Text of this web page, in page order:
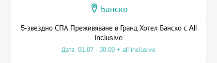
Банско
5-звездно СПА Преживяване в Гранд Хотел Банско с All
Inclusive
Дата: 01.07 - 30.09 + all inclusive